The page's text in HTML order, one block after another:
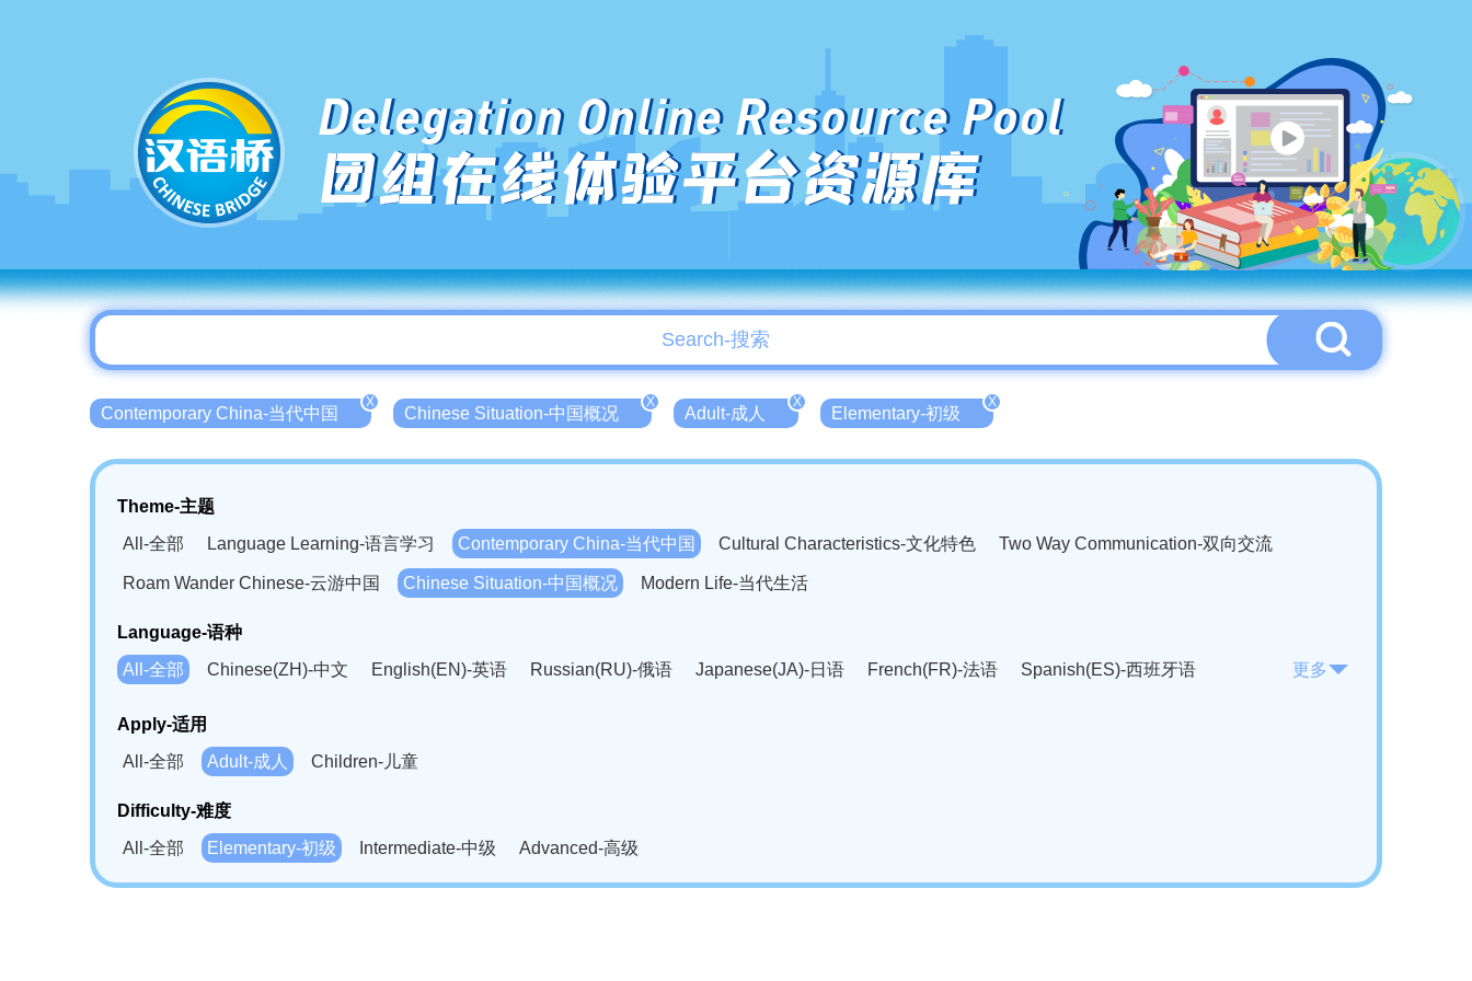
Delegation Online Resource Pool
团组在线体验平台资源库
Contemporary China-当代中国
X
Chinese Situation-中国概况
X
Adult-成人
X
Elementary-初级
X
Theme-主题
All-全部
Language Learning-语言学习 Contemporary China-当代中国 Cultural Characteristics-文化特色 Two Way Communication-双向交流
Roam Wander Chinese-云游中国 Chinese Situation-中国概况 Modern Life-当代生活
Language-语种
All-全部
Chinese(ZH)-中文 English(EN)-英语 Russian(RU)-俄语 Japanese(JA)-日语 French(FR)-法语
Spanish(ES)-西班牙语
Bahasa Melayu(MS)-马来语
Swahili(SW)-斯瓦西里语
Kampuchea(KH)-柬埔寨语
更多
Apply-适用
All-全部
Adult-成人 Children-儿童
Difficulty-难度
All-全部
Elementary-初级 Intermediate-中级 Advanced-高级